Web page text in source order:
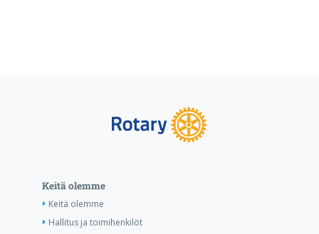
Keitä olemme
Keitä olemme
Hallitus ja toimihenkilöt